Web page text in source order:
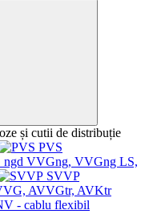
și cutii de distribuție
PVS
VVGng, VVGng LS,
SVVP
AVVGtr, AVKtr
- cablu flexibil